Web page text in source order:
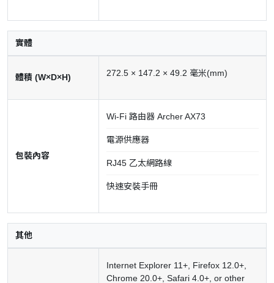
實體
體積 (W×D×H) 272.5 × 147.2 × 49.2 毫米(mm)
包裝內容
Wi-Fi 路由器 Archer AX73
電源供應器
RJ45 乙太網路線
快速安裝手冊
其他
Internet Explorer 11+, Firefox 12.0+,
Chrome 20.0+, Safari 4.0+, or other